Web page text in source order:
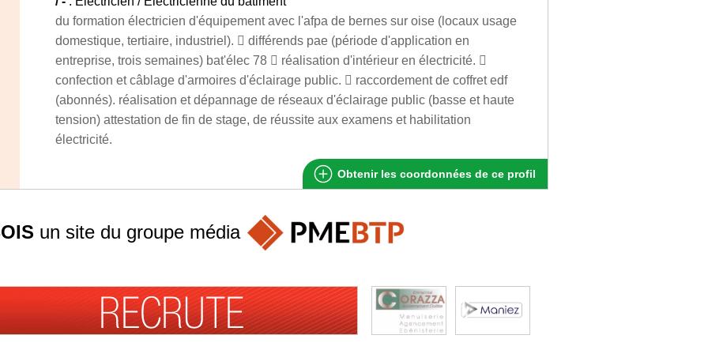
du formation électricien d'équipement avec l'afpa de bernes sur oise (locaux usage
domestique, tertiaire, industriel).  différends pae (période d'application en
entreprise, trois semaines) bat'élec 78  réalisation d'intérieur en électricité. 
confection et câblage d'armoires d'éclairage public.  raccordement de coffret edf
(abonnés). réalisation et dépannage de réseaux d'éclairage public (basse et haute
tension) attestation de fin de stage, de réussite aux examens et habilitation
électricité.
Obtenir les coordonnées de ce profil
un site du groupe média